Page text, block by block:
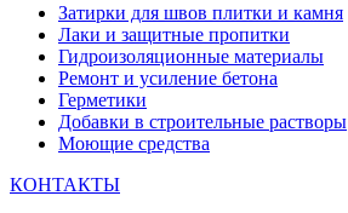
Затирки для швов плитки и камня
Лаки и защитные пропитки
Гидроизоляционные материалы
Ремонт и усиление бетона
Герметики
Добавки в строительные растворы
Моющие средства
КОНТАКТЫ